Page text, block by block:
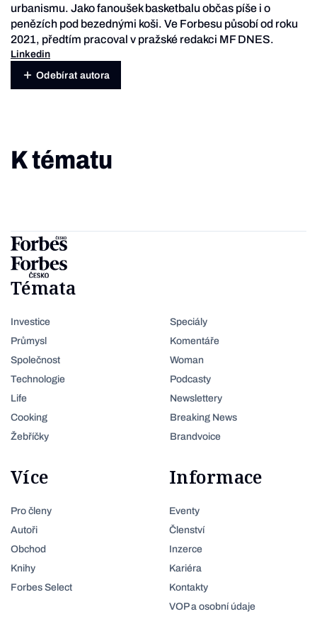
urbanismu. Jako fanoušek basketbalu občas píše i o
penězích pod bezednými koši. Ve Forbesu působí od roku
2021, předtím pracoval v pražské redakci MF DNES.
Linkedin
Odebírat autora
K tématu
Témata
Investice
Průmysl
Společnost
Technologie
Life
Cooking
Žebříčky
Speciály
Komentáře
Woman
Podcasty
Newslettery
Breaking News
Brandvoice
Více
Pro členy
Autoři
Obchod
Knihy
Forbes Select
Informace
Eventy
Členství
Inzerce
Kariéra
Kontakty
VOP a osobní údaje